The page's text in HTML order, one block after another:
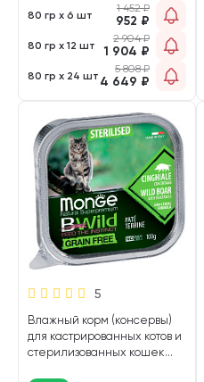
80 гр х 6 шт
1 452₽
952 ₽
80 гр х 12 шт
2 904₽
1 904 ₽
80 гр х 24 шт
5 808₽
4 649 ₽
5
Влажный корм (консервы)
для кастрированных котов и
стерилизованных кошек